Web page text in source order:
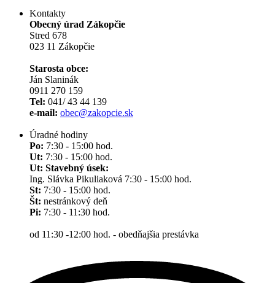
Kontakty
Obecný úrad Zákopčie
Stred 678
023 11 Zákopčie
Starosta obce:
Ján Slaninák
0911 270 159
Tel: 041/ 43 44 139
e-mail: obec@zakopcie.sk
Úradné hodiny
Po: 7:30 - 15:00 hod.
Ut: 7:30 - 15:00 hod.
Ut: Stavebný úsek:
Ing. Slávka Pikuliaková 7:30 - 15:00 hod.
St: 7:30 - 15:00 hod.
Št: nestránkový deň
Pi: 7:30 - 11:30 hod.
od 11:30 -12:00 hod. - obedňajšia prestávka